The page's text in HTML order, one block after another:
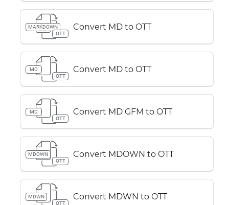
MARKDOWN
OTT
Convert MD to OTT
MD
OTT
Convert MD to OTT
MD
OTT
Convert MD GFM to OTT
MDOWN
OTT
Convert MDOWN to OTT
MDWN
OTT
Convert MDWN to OTT